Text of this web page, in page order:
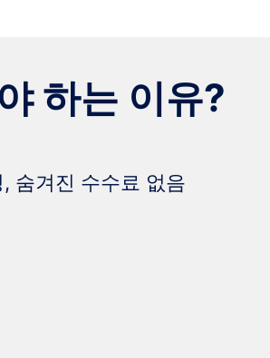
하는 이유?
숨겨진 수수료 없음